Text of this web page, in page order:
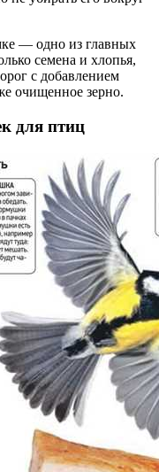
— одно из главных
семена и хлопья,
с добавлением
очищенное зерно.
для птиц